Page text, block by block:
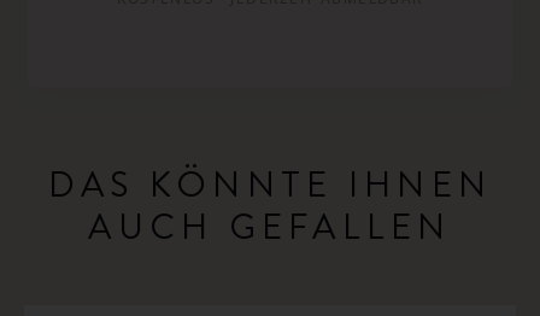
DAS KÖNNTE IHNEN
AUCH GEFALLEN